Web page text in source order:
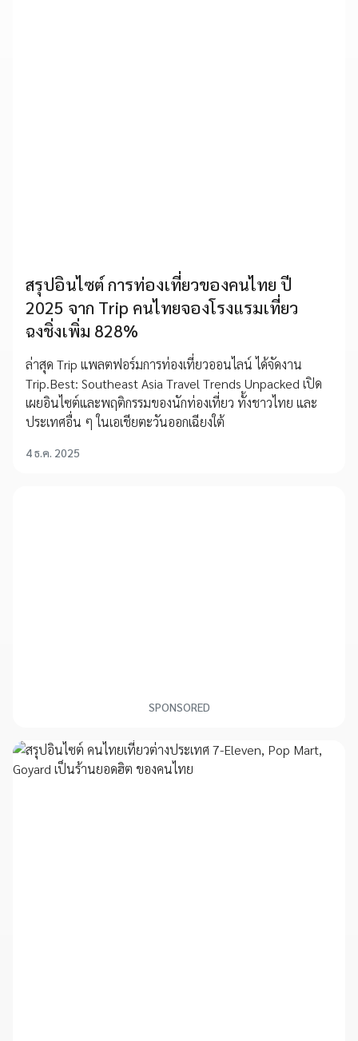
สรุปอินไซต์ การท่องเที่ยวของคนไทย ปี
2025 จาก Trip คนไทยจองโรงแรมเที่ยว
ฉงชิ่งเพิ่ม 828%
ล่าสุด Trip แพลตฟอร์มการท่องเที่ยวออนไลน์ ได้จัดงาน
Trip.Best: Southeast Asia Travel Trends Unpacked เปิด
เผยอินไซต์และพฤติกรรมของนักท่องเที่ยว ทั้งชาวไทย และ
ประเทศอื่น ๆ ในเอเชียตะวันออกเฉียงใต้
4 ธ.ค. 2025
SPONSORED